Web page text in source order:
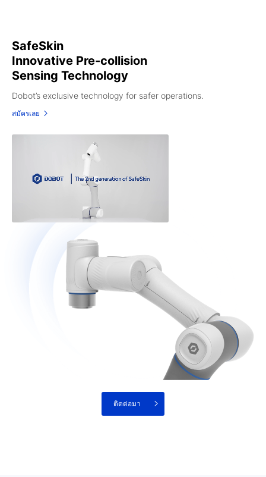
SafeSkin
Innovative Pre-collision
Sensing Technology
Dobot’s exclusive technology for safer operations.
สมัครเลย
ติดต่อมา